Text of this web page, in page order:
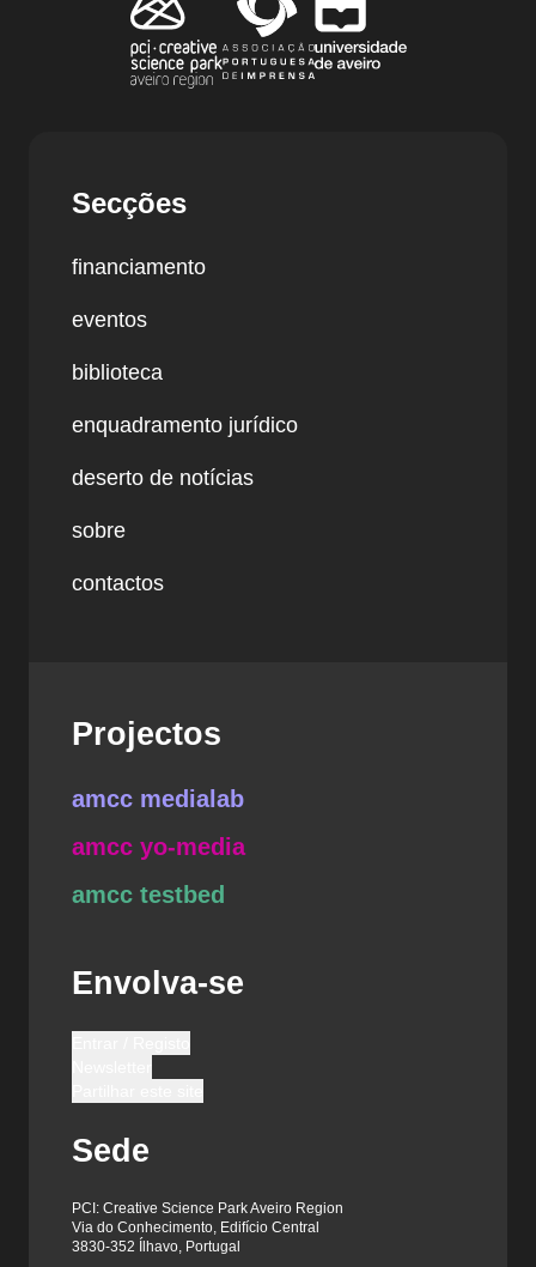
Secções
financiamento
eventos
biblioteca
enquadramento jurídico
deserto de notícias
sobre
contactos
Projectos
amcc medialab
amcc yo-media
amcc testbed
Envolva-se
Sede
PCI: Creative Science Park Aveiro Region
Via do Conhecimento, Edifício Central
3830-352 Ílhavo, Portugal